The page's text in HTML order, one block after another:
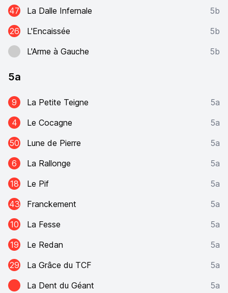
47
La Dalle Infernale
5b
26
L'Encaissée
5b
L'Arme à Gauche
5b
5a
9 La Petite Teigne
5a
4
Le Cocagne
5a
50
Lune de Pierre
5a
6
La Rallonge
5a
18
Le Pif
5a
43
Franckement
5a
10
La Fesse
5a
19
Le Redan
5a
29
La Grâce du TCF
5a
La Dent du Géant
5a